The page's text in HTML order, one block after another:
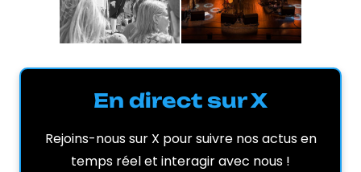
En direct sur X
Rejoins-nous sur X pour suivre nos actus en
temps réel et interagir avec nous !